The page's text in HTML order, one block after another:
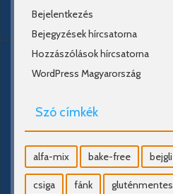
Bejelentkezés
Bejegyzések hírcsatorna
Hozzászólások hírcsatorna
WordPress Magyarország
Szó címkék
alfa-mix bake-free bejgli
csiga fánk gluténmentes